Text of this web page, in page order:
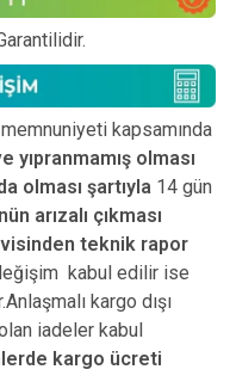
kapsamında
yıpranmamış olması
olması şartıyla 14 gün
arızalı çıkması
teknik rapor
kabul edilir ise
kargo dışı
iadeler kabul
kargo ücreti